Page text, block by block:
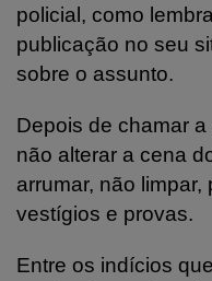
policial, como
publicação no seu
sobre o assunto.
Depois de chamar
não alterar a cena
arrumar, não
vestígios e provas.
Entre os indícios